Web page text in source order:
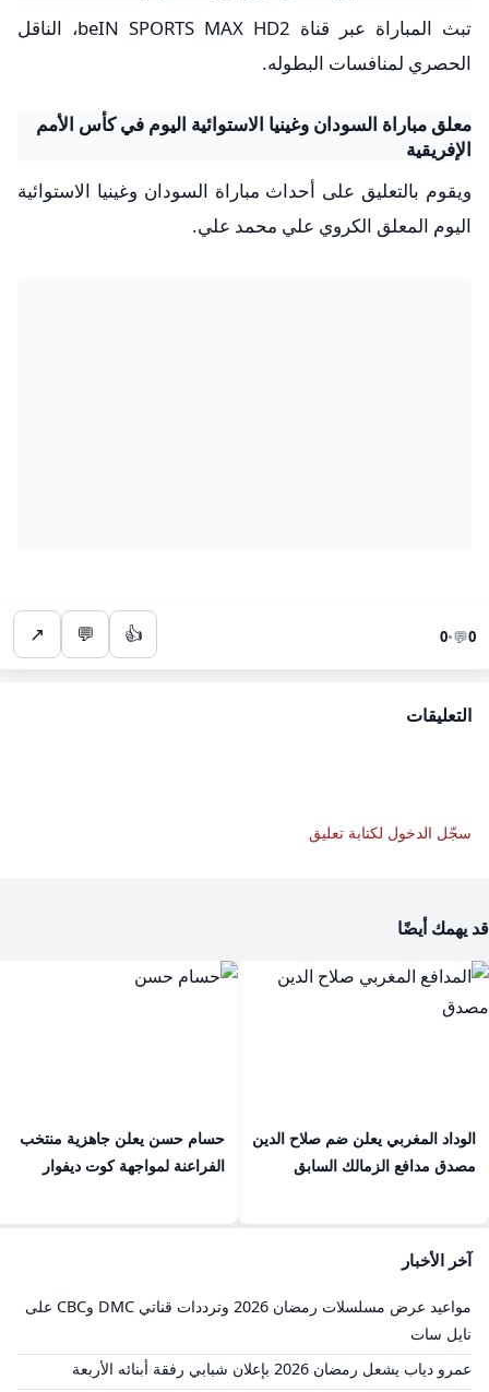
تبث المباراة عبر قناة beIN SPORTS MAX HD2، الناقل
الحصري لمنافسات البطوله.
معلق مباراة السودان وغينيا الاستوائية اليوم في كأس الأمم
الإفريقية
ويقوم بالتعليق على أحداث مباراة السودان وغينيا الاستوائية
اليوم المعلق الكروي علي محمد علي.
0•💬0
👍
💬
↗
التعليقات
سجّل الدخول لكتابة تعليق
قد يهمك أيضًا
الوداد المغربي يعلن ضم صلاح الدين
مصدق مدافع الزمالك السابق
حسام حسن يعلن جاهزية منتخب
الفراعنة لمواجهة كوت ديفوار
آخر الأخبار
مواعيد عرض مسلسلات رمضان 2026 وترددات قناتي DMC وCBC على
نايل سات
عمرو دياب يشعل رمضان 2026 بإعلان شبابي رفقة أبنائه الأربعة